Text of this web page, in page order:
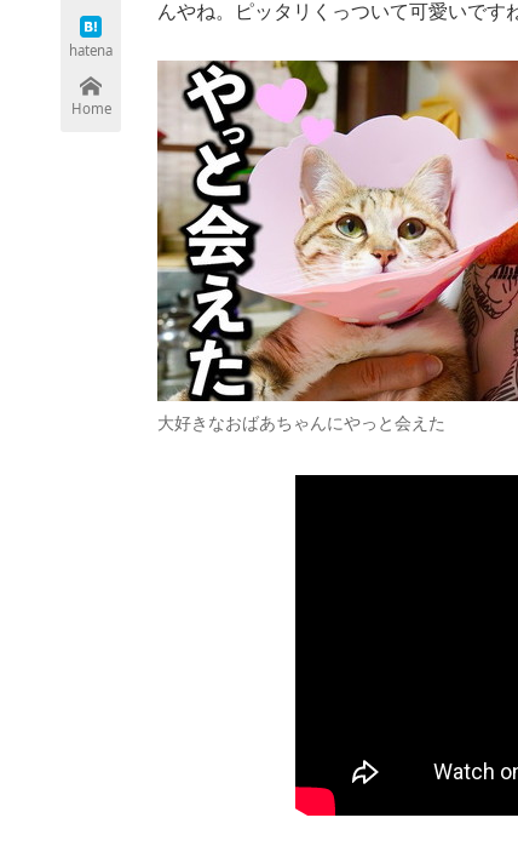
hatena
Home
んやね。ピッタリくっついて可愛いです
大好きなおばあちゃんにやっと会えた